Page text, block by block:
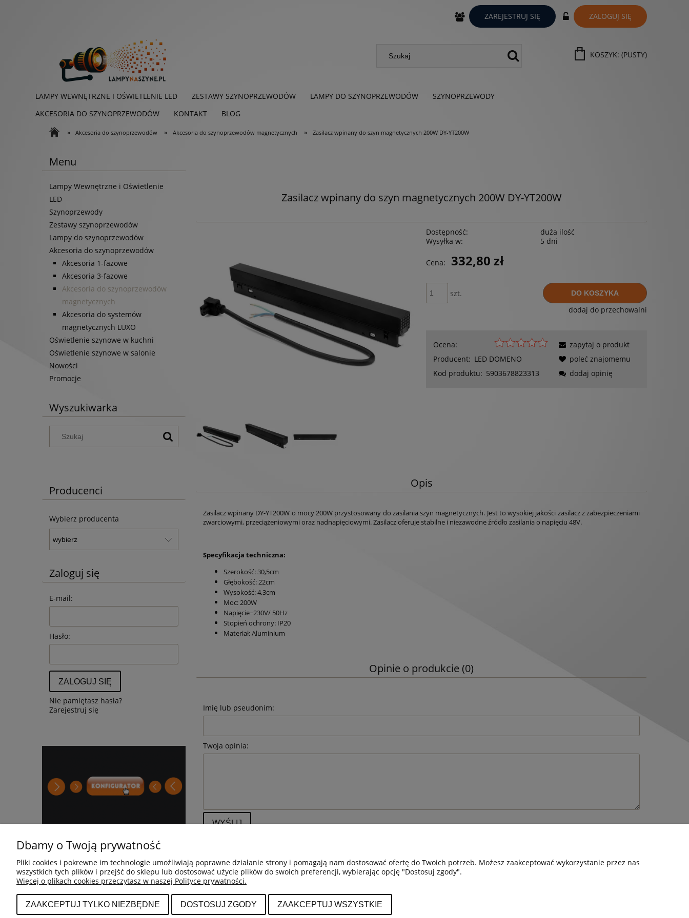
ZAREJESTRUJ SIĘ ZALOGUJ SIĘ
KOSZYK: (PUSTY)
LAMPY WEWNĘTRZNE I OŚWIETLENIE LED ZESTAWY SZYNOPRZEWODÓW LAMPY DO SZYNOPRZEWODÓW
SZYNOPRZEWODY
AKCESORIA DO SZYNOPRZEWODÓW
KONTAKT BLOG
» Akcesoria do szynoprzewodów » Akcesoria do szynoprzewodów magnetycznych » Zasilacz wpinany do szyn magnetycznych 200W DY-YT200W
Menu
Lampy Wewnętrzne i Oświetlenie
LED
Szynoprzewody
Zestawy szynoprzewodów
Lampy do szynoprzewodów
Akcesoria do szynoprzewodów
Akcesoria 1-fazowe
Akcesoria 3-fazowe
Akcesoria do szynoprzewodów
magnetycznych
Akcesoria do systemów
magnetycznych LUXO
Oświetlenie szynowe w kuchni
Oświetlenie szynowe w salonie
Nowości
Promocje
Wyszukiwarka
Producenci
Wybierz producenta
Zaloguj się
E-mail:
Hasło:
ZALOGUJ SIĘ
Nie pamiętasz hasła?
Zarejestruj się
Zasilacz wpinany do szyn magnetycznych 200W DY-YT200W
Dostępność:
duża ilość
Wysyłka w:
5 dni
Cena: 332,80 zł
szt. DO KOSZYKA
dodaj do przechowalni
Ocena:
Producent: LED DOMENO
Kod produktu: 5903678823313
zapytaj o produkt
poleć znajomemu
dodaj opinię
Opis
Zasilacz wpinany DY-YT200W o mocy 200W przystosowany do zasilania szyn magnetycznych. Jest to wysokiej jakości zasilacz z zabezpieczeniami
zwarciowymi, przeciążeniowymi oraz nadnapięciowymi. Zasilacz oferuje stabilne i niezawodne źródło zasilania o napięciu 48V.
Specyfikacja techniczna:
Szerokość: 30,5cm
Głębokość: 22cm
Wysokość: 4,3cm
Moc: 200W
Napięcie~230V/ 50Hz
Stopień ochrony: IP20
Materiał: Aluminium
Opinie o produkcie (0)
Imię lub pseudonim:
Twoja opinia:
WYŚLIJ
POMOC
Kontakt
Jak kupować ?
BESTSELLERY
Lampa sufitowa
Reflektor szynowy
MOJE KONTO
Twoje zamówienia
Ustawienia konta
Formy płatności
Czas i koszty dostawy
Dbamy o Twoją prywatność
Pliki cookies i pokrewne im technologie umożliwiają poprawne działanie strony i pomagają nam dostosować ofertę do Twoich potrzeb. Możesz zaakceptować wykorzystanie przez nas
wszystkich tych plików i przejść do sklepu lub dostosować użycie plików do swoich preferencji, wybierając opcję "Dostosuj zgody".
Więcej o plikach cookies przeczytasz w naszej Polityce prywatności.
ZAAKCEPTUJ TYLKO NIEZBĘDNE DOSTOSUJ ZGODY ZAAKCEPTUJ WSZYSTKIE